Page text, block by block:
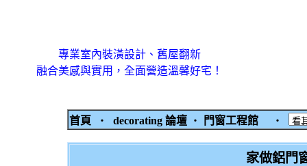
專業室內裝潢設計、舊屋翻新
融合美感與實用，全面營造溫馨好宅！
首頁 ‧ decorating 論壇 ‧ 門窗工程館 ‧
家做鋁門